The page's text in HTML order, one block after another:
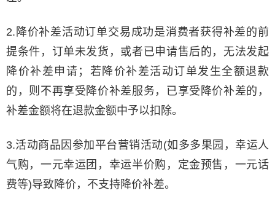
2.降价补差活动订单交易成功是消费者获得补差的前
提条件，订单未发货，或者已申请售后的，无法发起
降价补差申请；若降价补差活动订单发生全额退款
的，则不再享受降价补差服务，已享受降价补差的，
补差金额将在退款金额中予以扣除。
3.活动商品因参加平台营销活动(如多多果园，幸运人
气购，一元幸运团，幸运半价购，定金预售，一元话
费等)导致降价，不支持降价补差。